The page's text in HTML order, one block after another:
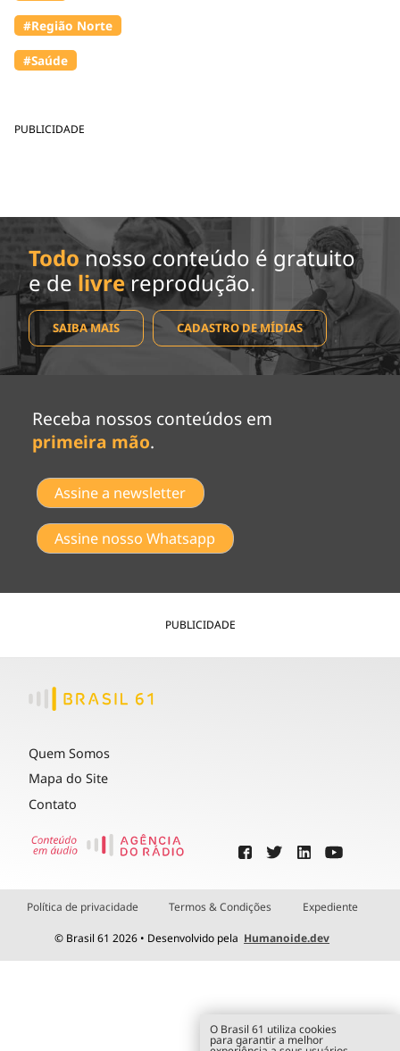
PUBLICIDADE
#Região Norte
#Saúde
Todo nosso conteúdo é gratuito
e de livrereprodução.
SAIBA MAIS CADASTRO DE MÍDIAS
Receba nossos conteúdos em
primeira mão.
Assine a newsletter
Assine nosso Whatsapp
PUBLICIDADE
Quem Somos
Mapa do Site
Contato
Política de privacidade Termos & Condições Expediente
© Brasil 61 2026 • Desenvolvido pela Humanoide.dev
O Brasil 61 utiliza cookies
para garantir a melhor